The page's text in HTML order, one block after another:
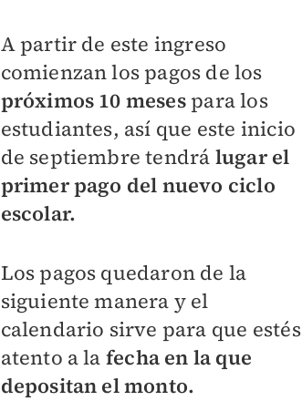
A partir de este ingreso
comienzan los pagos de los
próximos 10 mesespara los
estudiantes, así que este inicio
de septiembre tendrá lugar el
primer pago del nuevo ciclo
escolar.
Los pagos quedaron de la
siguiente manera y el
calendario sirve para que estés
atento a la fecha en la que
depositan el monto.